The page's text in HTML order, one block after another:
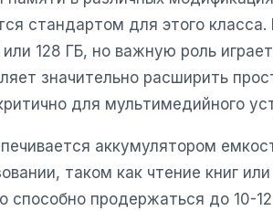
стандартом для этого
128 ГБ, но важную роль
значительно расширить
для мультимедийного
аккумулятором
таком как чтение книг
способно продержаться до 10-